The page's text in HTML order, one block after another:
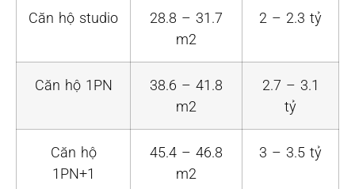
Căn hộ studio
28.8 – 31.7
m2
2 – 2.3 tỷ
Căn hộ 1PN
38.6 – 41.8
m2
2.7 – 3.1
tỷ
Căn hộ
1PN+1
45.4 – 46.8
m2
3 – 3.5 tỷ